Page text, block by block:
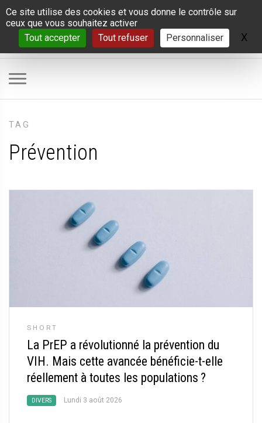
Panneau de gestion des cookies
Ce site utilise des cookies et vous donne le contrôle sur
ceux que vous souhaitez activer
Tout accepter
Tout refuser Personnaliser X
TAG
Prévention
SHORT
La PrEP a révolutionné la prévention du
VIH. Mais cette avancée bénéficie-t-elle
réellement à toutes les populations ?
DIVERS Lundi 3 août 2026